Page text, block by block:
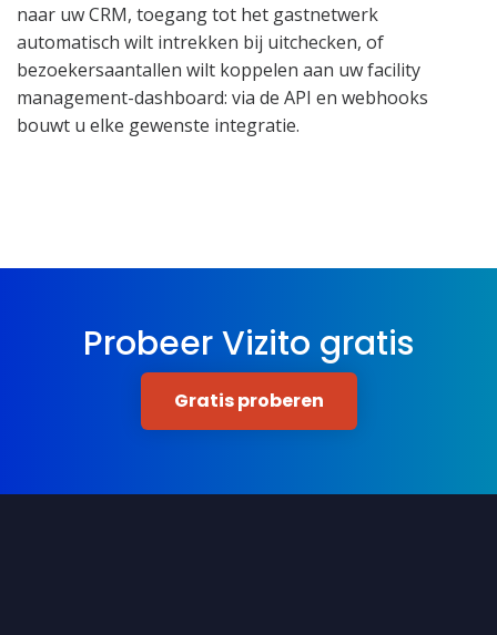
naar uw CRM, toegang tot het gastnetwerk
automatisch wilt intrekken bij uitchecken, of
bezoekersaantallen wilt koppelen aan uw facility
management-dashboard: via de API en webhooks
bouwt u elke gewenste integratie.
Probeer Vizito gratis
Gratis proberen